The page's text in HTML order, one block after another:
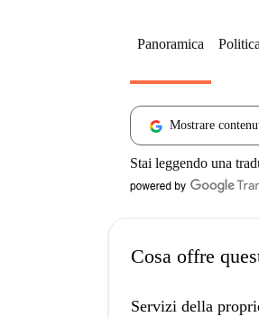
Panoramica
Mostrare
Stai leggendo una
Cosa offre
Servizi della